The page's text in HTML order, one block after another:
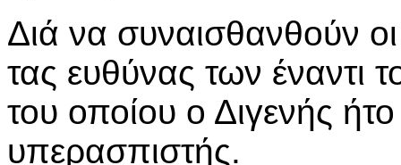
Διά να συναισθανθούν
τας ευθύνας των έναντι
του οποίου ο Διγενής
υπερασπιστής.